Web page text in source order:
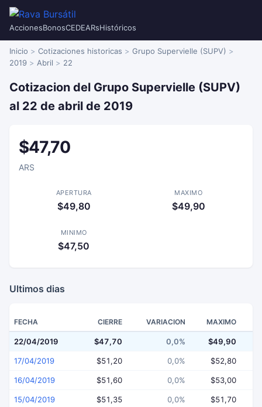
AccionesBonosCEDEARsHistóricos
Inicio Cotizaciones historicas
Grupo Supervielle (SUPV)
2019
Abril 22
Cotizacion del Grupo Supervielle (SUPV)
al 22 de abril de 2019
$47,70
ARS
APERTURA
$49,80
MAXIMO
$49,90
MINIMO
$47,50
Ultimos dias
FECHA CIERRE VARIACION MAXIMO
22/04/2019 $47,70 0,0% $49,90
17/04/2019 $51,20 0,0% $52,80
16/04/2019 $51,60 0,0% $53,00
15/04/2019 $51,35 0,0% $51,70